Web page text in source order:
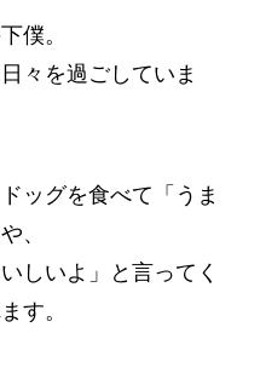
僕。
々を過ごしていま
ッグを食べて「うま
、
しいよ」と言ってく
す。